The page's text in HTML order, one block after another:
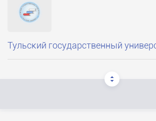
Тульский государственный